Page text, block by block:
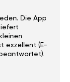
Die App
exzellent (E-